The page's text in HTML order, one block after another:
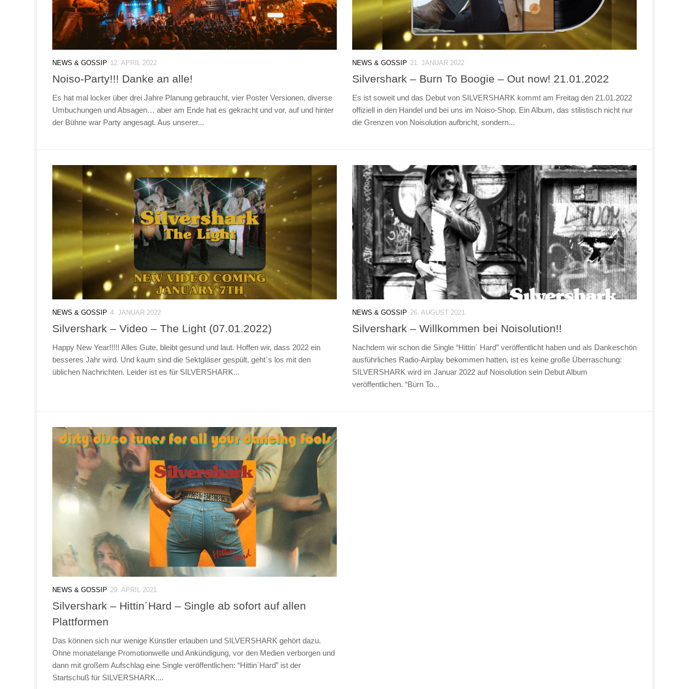
NEWS & GOSSIP 12. APRIL 2022
Noiso-Party!!! Danke an alle!
Es hat mal locker über drei Jahre Planung gebraucht, vier Poster Versionen, diverse
Umbuchungen und Absagen… aber am Ende hat es gekracht und vor, auf und hinter
der Bühne war Party angesagt. Aus unserer...
NEWS & GOSSIP 21. JANUAR 2022
Silvershark – Burn To Boogie – Out now! 21.01.2022
Es ist soweit und das Debut von SILVERSHARK kommt am Freitag den 21.01.2022
offiziell in den Handel und bei uns im Noiso-Shop. Ein Album, das stilistisch nicht nur
die Grenzen von Noisolution aufbricht, sondern...
NEWS & GOSSIP 4. JANUAR 2022
Silvershark – Video – The Light (07.01.2022)
Happy New Year!!!!! Alles Gute, bleibt gesund und laut. Hoffen wir, dass 2022 ein
besseres Jahr wird. Und kaum sind die Sektgläser gespült, geht´s los mit den
üblichen Nachrichten. Leider ist es für SILVERSHARK...
NEWS & GOSSIP 26. AUGUST 2021
Silvershark – Willkommen bei Noisolution!!
Nachdem wir schon die Single “Hittin´ Hard” veröffentlicht haben und als Dankeschön
ausführliches Radio-Airplay bekommen hatten, ist es keine große Überraschung:
SILVERSHARK wird im Januar 2022 auf Noisolution sein Debut Album
veröffentlichen. “Burn To...
NEWS & GOSSIP 29. APRIL 2021
Silvershark – Hittin´Hard – Single ab sofort auf allen
Plattformen
Das können sich nur wenige Künstler erlauben und SILVERSHARK gehört dazu.
Ohne monatelange Promotionwelle und Ankündigung, vor den Medien verborgen und
dann mit großem Aufschlag eine Single veröffentlichen: “Hittin´Hard” ist der
Startschuß für SILVERSHARK....